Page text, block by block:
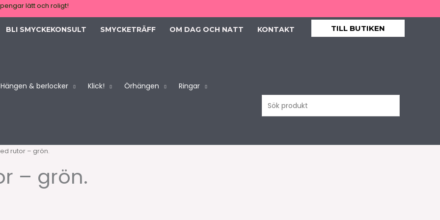
lätt och roligt!
BLI SMYCKEKONSULT SMYCKETRÄFF OM DAG OCH NATT KONTAKT TILL BUTIKEN
Hängen & berlocker Klick! Örhängen Ringar
Sök
produkt
rutor – grön.
– grön.